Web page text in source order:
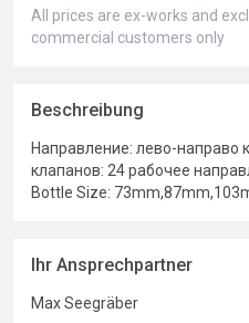
All prices are ex-works and
commercial customers only
Beschreibung
Направление: лево-направо
клапанов: 24 рабочее
Bottle Size:
Ihr Ansprechpartner
Max Seegräber